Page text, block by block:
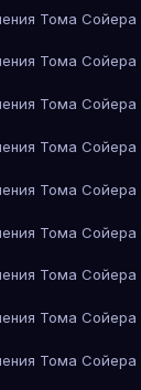
Тома Сойера
Тома Сойера
Тома Сойера
Тома Сойера
Тома Сойера
Тома Сойера
Тома Сойера
Тома Сойера
Тома Сойера